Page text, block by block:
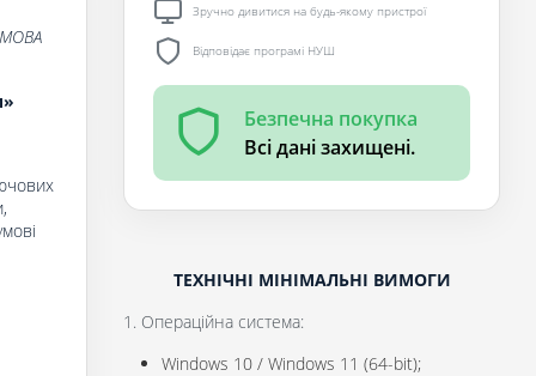
МОВА
Зручно дивитися на будь-якому пристрої
Відповідає програмі НУШ
Безпечна покупка
Всі дані захищені.
ТЕХНІЧНІ МІНІМАЛЬНІ ВИМОГИ
1. Операційна система:
Windows 10 / Windows 11 (64-bit);